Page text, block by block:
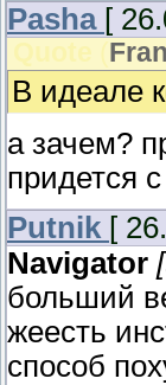
Pasha [
Quote (
В идеале
а зачем?
придется
Putnik [
Navigator
больший
жеесть
способ